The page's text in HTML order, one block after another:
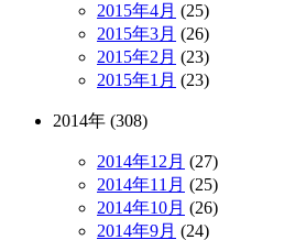
2015年4月 (25)
2015年3月 (26)
2015年2月 (23)
2015年1月 (23)
2014年 (308)
2014年12月 (27)
2014年11月 (25)
2014年10月 (26)
2014年9月 (24)